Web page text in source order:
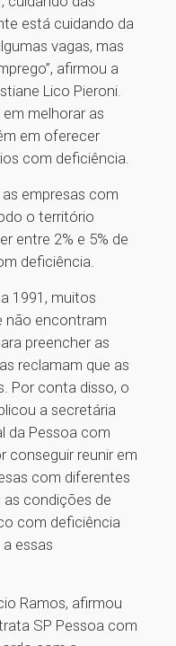
está cuidando da
vagas, mas
afirmou a
Lico Pieroni.
melhorar as
em oferecer
com deficiência.
empresas com
o território
entre 2% e 5% de
deficiência.
1991, muitos
não encontram
preencher as
reclamam que as
Por conta disso, o
a secretária
da Pessoa com
conseguir reunir em
com diferentes
condições de
com deficiência
essas
Ramos, afirmou
SP Pessoa com